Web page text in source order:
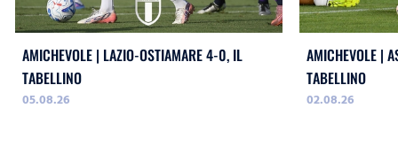
AMICHEVOLE | LAZIO-OSTIAMARE 4-0, IL
TABELLINO
05.08.26
AMICHEVOLE |
TABELLINO
02.08.26